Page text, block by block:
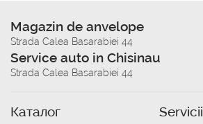
Magazin de anvelope
Strada Calea Basarabiei 44
Service auto in Chisinau
Strada Calea Basarabiei 44
Каталог Servicii